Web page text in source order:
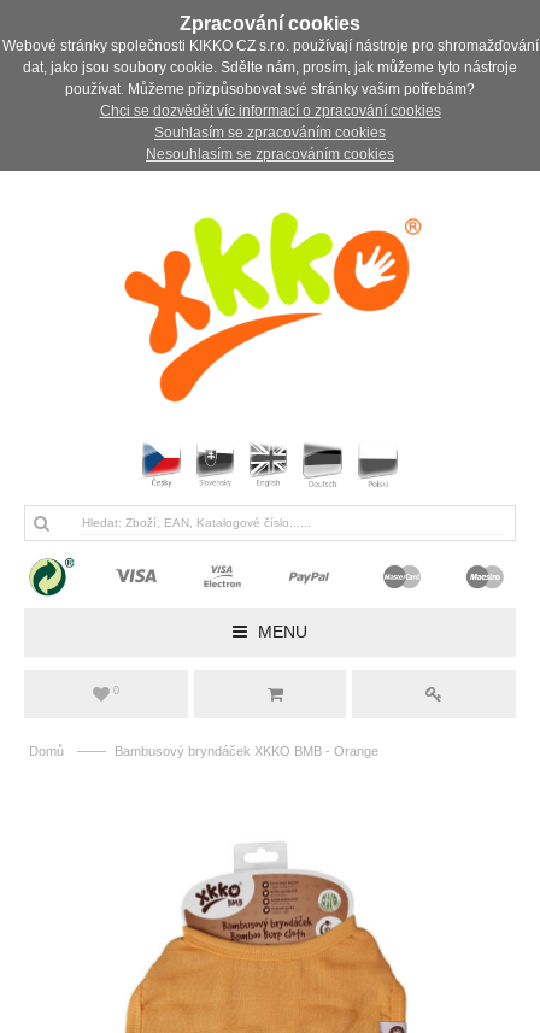
Zpracování cookies
Webové stránky společnosti KIKKO CZ s.r.o. používají nástroje pro shromažďování
dat, jako jsou soubory cookie. Sdělte nám, prosím, jak můžeme tyto nástroje
používat. Můžeme přizpůsobovat své stránky vašim potřebám?
Chci se dozvědět víc informací o zpracování cookies
Souhlasím se zpracováním cookies
Nesouhlasím se zpracováním cookies
MENU
0
Domů —— Bambusový bryndáček XKKO BMB - Orange